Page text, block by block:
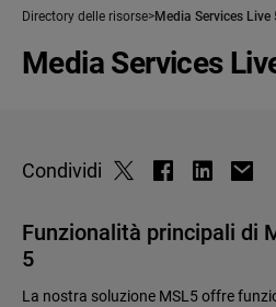
Directory delle risorse Media Services Live
Media Services
Condividi
Funzionalità principali di
5
La nostra soluzione MSL5 offre